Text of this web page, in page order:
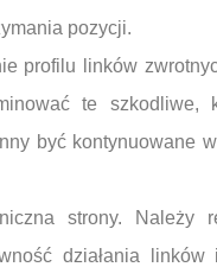
pozycji.
profilu linków
te szkodliwe,
być kontynuowane
strony. Należy
działania